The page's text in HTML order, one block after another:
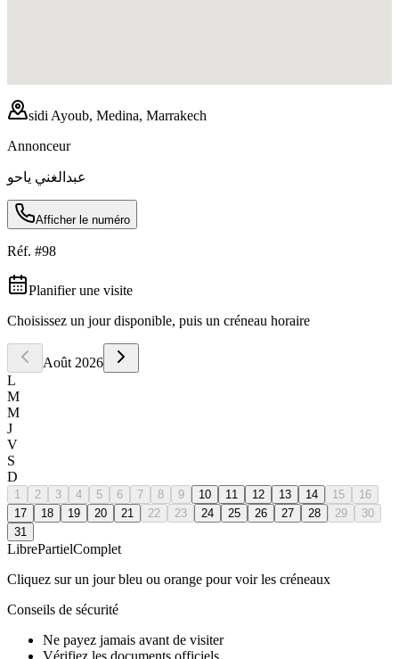
sidi Ayoub, Medina, Marrakech
Annonceur
عبدالغني ياحو
Afficher le numéro
Réf. #98
Planifier une visite
Choisissez un jour disponible, puis un créneau horaire
Août 2026
L
M
M
J
V
S
D
1 2 3 4 5 6 7 8 9 10 11 12 13 14 15
16
17
18 19 20 21 22 23 24 25 26 27 28 29
30
31
LibrePartielComplet
Cliquez sur un jour bleu ou orange pour voir les créneaux
Conseils de sécurité
Ne payez jamais avant de visiter
Vérifiez les documents officiels